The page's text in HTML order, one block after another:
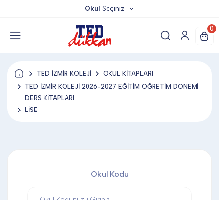
TED YAYINLARI
TED LOKUM
Okul Seçiniz
0
TED İZMİR KOLEJİ
OKUL KİTAPLARI
TED İZMİR KOLEJİ 2026-2027 EĞİTİM ÖĞRETİM DÖNEMİ
DERS KİTAPLARI
LİSE
Okul Kodu